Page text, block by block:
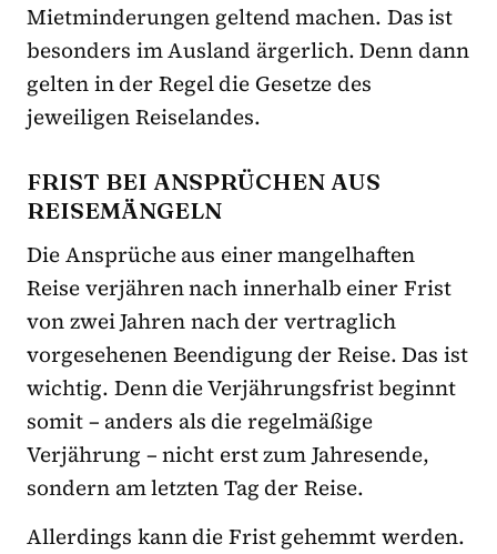
Mietminderungen geltend machen. Das ist
besonders im Ausland ärgerlich. Denn dann
gelten in der Regel die Gesetze des
jeweiligen Reiselandes.
FRIST BEI ANSPRÜCHEN AUS
REISEMÄNGELN
Die Ansprüche aus einer mangelhaften
Reise verjähren nach innerhalb einer Frist
von zwei Jahren nach der vertraglich
vorgesehenen Beendigung der Reise. Das ist
wichtig. Denn die Verjährungsfrist beginnt
somit – anders als die regelmäßige
Verjährung – nicht erst zum Jahresende,
sondern am letzten Tag der Reise.
Allerdings kann die Frist gehemmt werden.